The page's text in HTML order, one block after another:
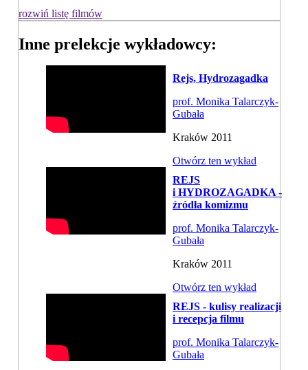
rozwiń listę filmów
Inne prelekcje wykładowcy:
Rejs, Hydrozagadka
prof. Monika Talarczyk-
Gubała
Kraków 2011
Otwórz ten wykład
REJS
i HYDROZAGADKA -
źródła komizmu
prof. Monika Talarczyk-
Gubała
Kraków 2011
Otwórz ten wykład
REJS - kulisy realizacji
i recepcja filmu
prof. Monika Talarczyk-
Gubała